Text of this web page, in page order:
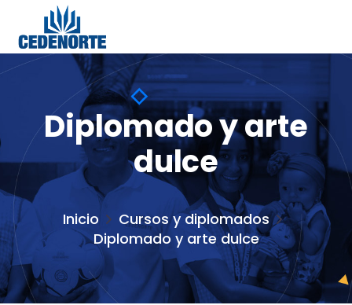
Diplomado y arte
dulce
Inicio
Cursos y diplomados
Diplomado y arte dulce